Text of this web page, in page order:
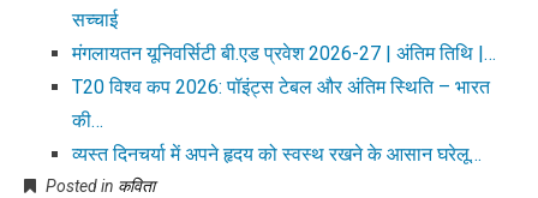
सच्चाई
मंगलायतन यूनिवर्सिटी बी.एड प्रवेश 2026-27 | अंतिम तिथि |…
T20 विश्व कप 2026: पॉइंट्स टेबल और अंतिम स्थिति – भारत
की…
व्यस्त दिनचर्या में अपने हृदय को स्वस्थ रखने के आसान घरेलू…
Posted in कविता